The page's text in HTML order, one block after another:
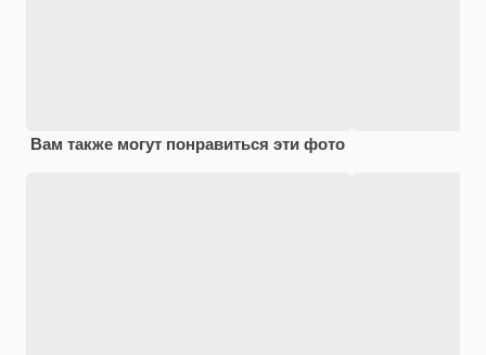
Вам также могут понравиться эти фото